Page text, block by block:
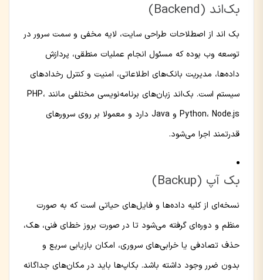
بک‌اند (Backend)
بک اند از اصطلاحات طراحی سایت، لایه مخفی و سمت سرور در
توسعه وب بوده که مسئول انجام عملیات منطقی، پردازش
داده‌ها، مدیریت بانک‌های اطلاعاتی، امنیت و کنترل رخدادهای
سیستم است. بک‌اند زبان‌های برنامه‌نویسی مختلفی مانند PHP،
Python، Node.js و Java دارد و معمولا بر روی سرورهای
قدرتمند اجرا می‌شود.
بک آپ (Backup)
نسخه‌ای از کلیه داده‌ها و فایل‌های حیاتی است که به صورت
منظم و دوره‌ای گرفته می‌شود تا در صورت بروز خطای فنی، هک،
حذف تصادفی یا خرابی‌های سروری، امکان بازیابی سریع و
بدون ضرر وجود داشته باشد. بکاپ‌ها باید در مکان‌های جداگانه